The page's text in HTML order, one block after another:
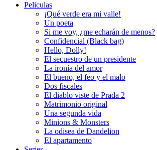
Peliculas
¡Qué verde era mi valle!
Un poeta
Si me voy, ¿me echarán de menos?
Confidencial (Black bag)
Hello, Dolly!
El secuestro de un presidente
La ironía del amor
El bueno, el feo y el malo
Dos fiscales
El diablo viste de Prada 2
Matrimonio original
Una segunda vida
Minions & Monsters
La odisea de Dandelion
El apartamento